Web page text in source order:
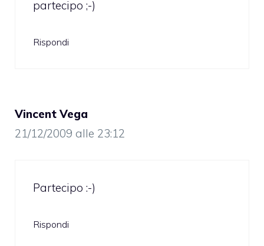
partecipo ;-)
Rispondi
Vincent Vega
21/12/2009 alle 23:12
Partecipo :-)
Rispondi